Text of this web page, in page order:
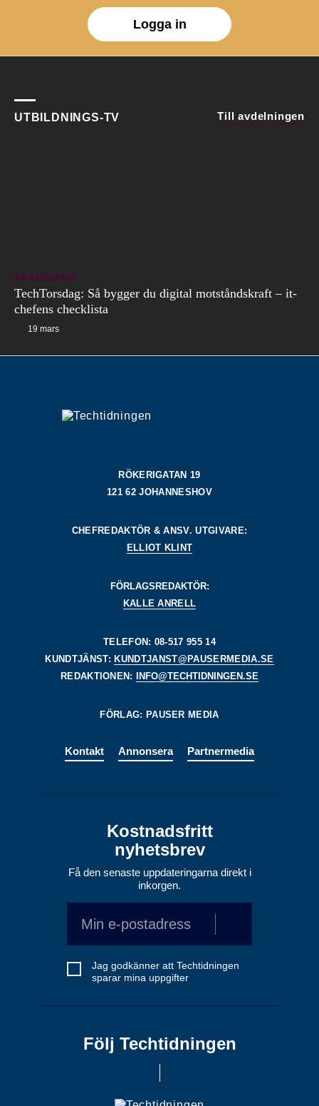
Logga in
UTBILDNINGS-TV Till avdelningen
BRANSCHEN
TechTorsdag: Så bygger du digital motståndskraft – it-
chefens checklista
19 mars
RÖKERIGATAN 19
121 62 JOHANNESHOV
CHEFREDAKTÖR & ANSV. UTGIVARE:
ELLIOT KLINT
FÖRLAGSREDAKTÖR:
KALLE ANRELL
TELEFON: 08-517 955 14
KUNDTJÄNST:KUNDTJANST@PAUSERMEDIA.SE
REDAKTIONEN:INFO@TECHTIDNINGEN.SE
FÖRLAG: PAUSER MEDIA
Kontakt Annonsera Partnermedia
Kostnadsfritt
nyhetsbrev
Få den senaste uppdateringarna direkt i
inkorgen.
Jag godkänner att Techtidningen
sparar mina uppgifter
Följ Techtidningen